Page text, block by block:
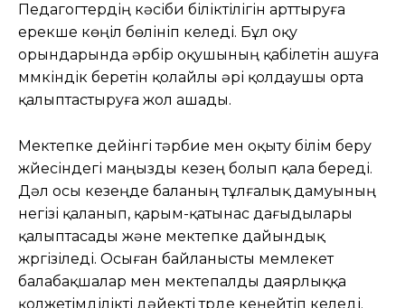
Педагогтердің кәсіби біліктілігін арттыруға
ерекше көңіл бөлініп келеді. Бұл оқу
орындарында әрбір оқушының қабілетін ашуға
мүмкіндік беретін қолайлы әрі қолдаушы орта
қалыптастыруға жол ашады.
Мектепке дейінгі тәрбие мен оқыту білім беру
жүйесіндегі маңызды кезең болып қала береді.
Дәл осы кезеңде баланың тұлғалық дамуының
негізі қаланып, қарым-қатынас дағыдылары
қалыптасады және мектепке дайындық
жүргізіледі. Осыған байланысты мемлекет
балабақшалар мен мектепалды даярлыққа
қолжетімділікті дәйекті түрде кеңейтіп келеді.